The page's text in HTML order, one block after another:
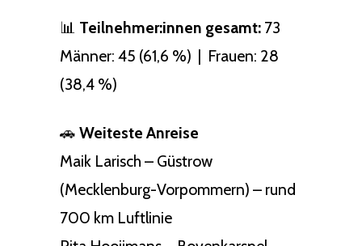
📊 Teilnehmer:innen gesamt: 73
Männer: 45 (61,6 %) | Frauen: 28
(38,4 %)
🚗 Weiteste Anreise
Maik Larisch – Güstrow
(Mecklenburg-Vorpommern) – rund
700 km Luftlinie